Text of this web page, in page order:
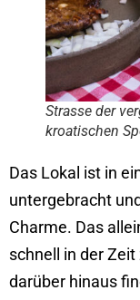
Strasse der
kroatischen
Das Lokal ist in
untergebracht
Charme. Das
schnell in der
darüber hinaus